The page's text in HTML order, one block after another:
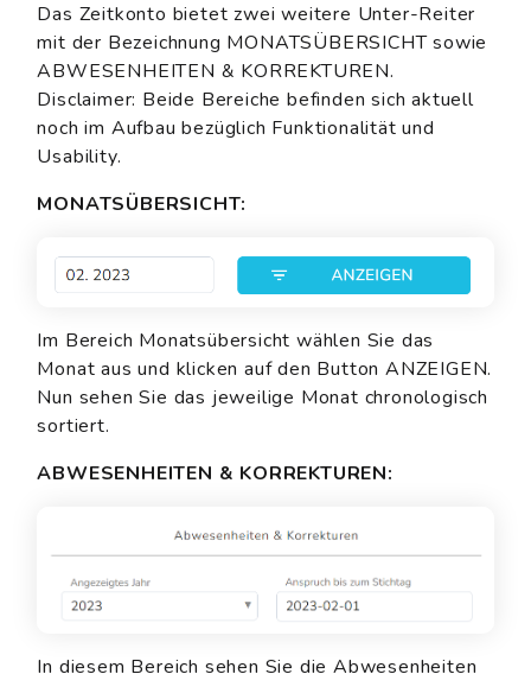
Das Zeitkonto bietet zwei weitere Unter-Reiter
mit der Bezeichnung MONATSÜBERSICHT sowie
ABWESENHEITEN & KORREKTUREN.
Disclaimer: Beide Bereiche befinden sich aktuell
noch im Aufbau bezüglich Funktionalität und
Usability.
MONATSÜBERSICHT:
Im Bereich Monatsübersicht wählen Sie das
Monat aus und klicken auf den Button ANZEIGEN.
Nun sehen Sie das jeweilige Monat chronologisch
sortiert.
ABWESENHEITEN & KORREKTUREN:
In diesem Bereich sehen Sie die Abwesenheiten